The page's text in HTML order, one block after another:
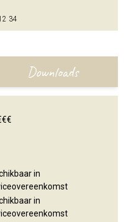
34
Downloads
in
in